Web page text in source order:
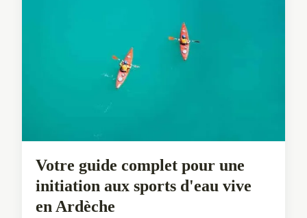
Votre guide complet pour une
initiation aux sports d'eau vive
en Ardèche